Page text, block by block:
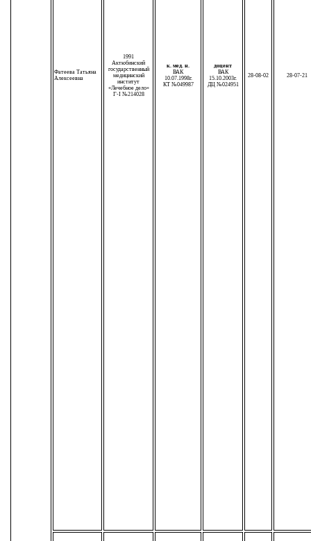
Фатеева Татьяна
Алексеевна
1991
Актюбинский
государственный
медицинский
институт
«Лечебное дело»
Г-I №214028
к. мед. н.
ВАК
10.07.1998г.
КТ №049987
доцент
ВАК
15.10.2003г.
ДЦ №024951
28-08-02 28-07-21